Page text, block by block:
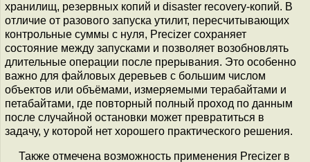
хранилищ, резервных копий и disaster recovery-копий. В
отличие от разового запуска утилит, пересчитывающих
контрольные суммы с нуля, Precizer сохраняет
состояние между запусками и позволяет возобновлять
длительные операции после прерывания. Это особенно
важно для файловых деревьев с большим числом
объектов или объёмами, измеряемыми терабайтами и
петабайтами, где повторный полный проход по данным
после случайной остановки может превратиться в
задачу, у которой нет хорошего практического решения.
Также отмечена возможность применения Precizer в